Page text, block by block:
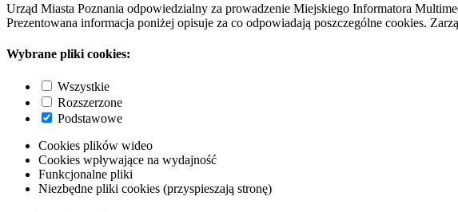
Urząd Miasta Poznania odpowiedzialny za prowadzenie Miejskiego Informatora
Prezentowana informacja poniżej opisuje za co odpowiadają poszczególne cookies.
Wybrane pliki cookies:
Wszystkie
Rozszerzone
Podstawowe
Cookies plików wideo
Cookies wpływające na wydajność
Funkcjonalne pliki
Niezbędne pliki cookies (przyspieszają stronę)